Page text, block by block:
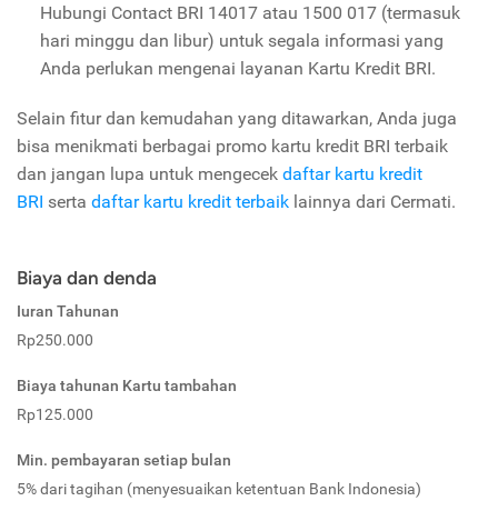
Hubungi Contact BRI 14017 atau 1500 017 (termasuk
hari minggu dan libur) untuk segala informasi yang
Anda perlukan mengenai layanan Kartu Kredit BRI.
Selain fitur dan kemudahan yang ditawarkan, Anda juga
bisa menikmati berbagai promo kartu kredit BRI terbaik
dan jangan lupa untuk mengecek daftar kartu kredit
BRI serta daftar kartu kredit terbaik lainnya dari Cermati.
Biaya dan denda
Iuran Tahunan
Rp250.000
Biaya tahunan Kartu tambahan
Rp125.000
Min. pembayaran setiap bulan
5% dari tagihan (menyesuaikan ketentuan Bank Indonesia)